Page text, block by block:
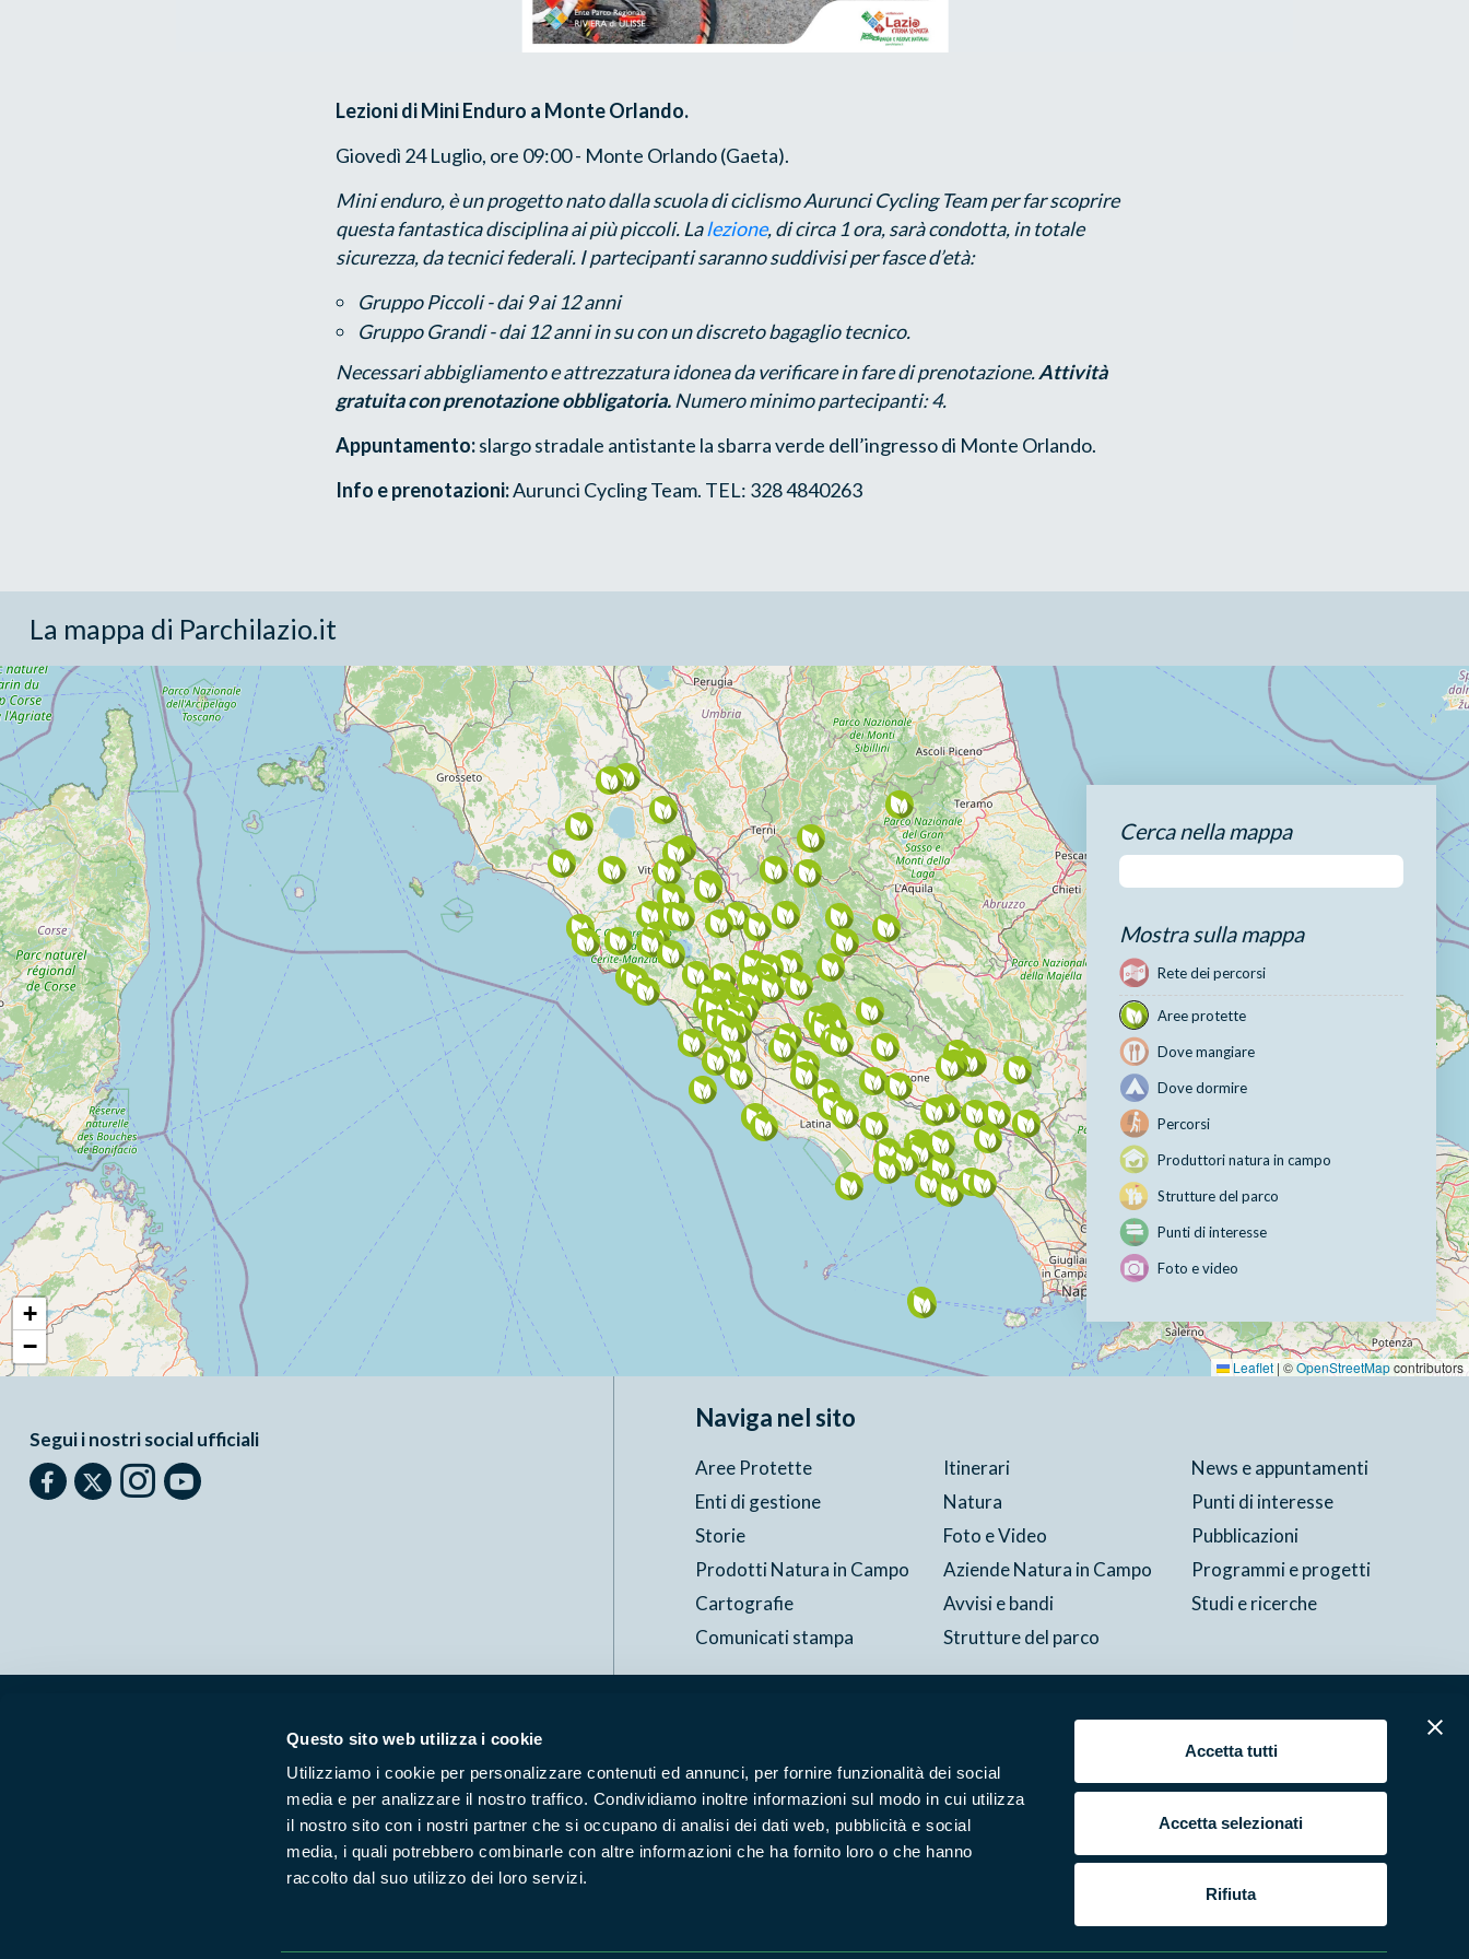
Questo sito web utilizza i cookie
Utilizziamo i cookie per personalizzare contenuti ed annunci, per fornire funzionalità dei social
media e per analizzare il nostro traffico. Condividiamo inoltre informazioni sul modo in cui utilizza
il nostro sito con i nostri partner che si occupano di analisi dei dati web, pubblicità e social
media, i quali potrebbero combinarle con altre informazioni che ha fornito loro o che hanno
raccolto dal suo utilizzo dei loro servizi.
Accetta tutti
Accetta selezionati
Rifiuta
Lezioni di Mini Enduro a Monte Orlando.
Giovedì 24 Luglio, ore 09:00 - Monte Orlando (Gaeta).
Mini enduro, è un progetto nato dalla scuola di ciclismo Aurunci Cycling Team per far scoprire
questa fantastica disciplina ai più piccoli. Lalezione, di circa 1 ora, sarà condotta, in totale
sicurezza, da tecnici federali. I partecipanti saranno suddivisi per fasce d’età:
Gruppo Piccoli - dai 9 ai 12 anni
Gruppo Grandi - dai 12 anni in su con un discreto bagaglio tecnico.
Necessari abbigliamento e attrezzatura idonea da verificare in fare di prenotazione.Attività
gratuita con prenotazione obbligatoria. Numero minimo partecipanti: 4.
Appuntamento:slargo stradale antistante la sbarra verde dell’ingresso di Monte Orlando.
Info e prenotazioni:Aurunci Cycling Team. TEL: 328 4840263
La mappa di Parchilazio.it
+
−
Leaflet| ©OpenStreetMapcontributors
Cerca nella mappa
Mostra sulla mappa
Rete dei percorsi
Aree protette
Dove mangiare
Dove dormire
Percorsi
Produttori natura in campo
Strutture del parco
Punti di interesse
Foto e video
Segui i nostri social ufficiali
Naviga nel sito
Aree Protette Itinerari
News e appuntamenti
Enti di gestione
Natura
Punti di interesse
Storie
Foto e Video
Pubblicazioni
Prodotti Natura in Campo
Aziende Natura in Campo
Programmi e progetti
Cartografie
Avvisi e bandi
Studi e ricerche
Comunicati stampa
Strutture del parco